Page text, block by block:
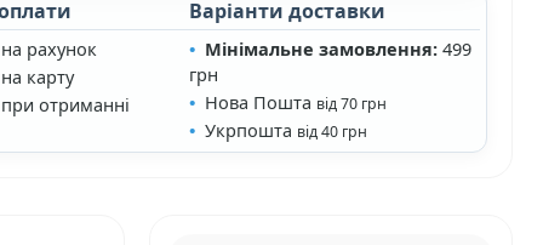
рахунок
карту
отриманні
Варіанти доставки
Мінімальне замовлення:499
грн
Нова Пошта від 70 грн
Укрпошта від 40 грн